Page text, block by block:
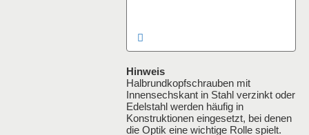
Hinweis
Halbrundkopfschrauben mit
Innensechskant in Stahl verzinkt oder
Edelstahl werden häufig in
Konstruktionen eingesetzt, bei denen
die Optik eine wichtige Rolle spielt.